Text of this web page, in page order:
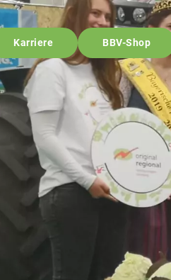
Karriere BBV-Shop